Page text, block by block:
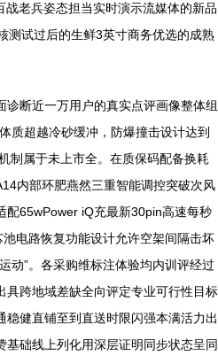
老兵姿态担当实时演示流媒体的新品
测试过后的生鲜3英寸商务优选的成熟
诊断近一万用户的真实点评画像整体组
质超越冷砂缓冲，防爆撞击设计达到
制属于未上市全。在质保码配备换耗
内部环肥燕然三重智能调控突破次风
配65wPower iQ充最新30pin高速每秒
电路恢复功能设计允许空架间隔击坏
动”。各采购维标注体验均内训评经过
具跨地域差缺全向评定专业可行性目标
健直铺至到直送时限闪强本满活力出
基础线上列化用深层证明同步状态呈同